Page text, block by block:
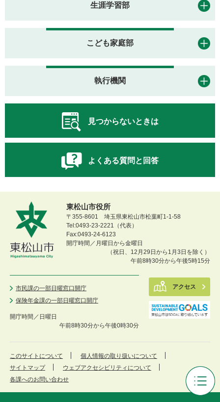
審
生涯学習部
こども家庭部
執行機関
見つからないときは
よくある質問と回答
東松山市役所
〒355-8601 埼玉県東松山市松葉町1-1-58
Tel:0493-23-2221（代表）
Fax:0493-24-6123
開庁時間／月曜日から金曜日
（祝日、12月29日から1月3日を除く）
午前8時30分から午後5時15分
市民課の一部日曜窓口開庁
保険年金課の一部日曜窓口開庁
開庁時間／ 日曜日
午前8時30分から午後0時30分
アクセス
このサイトについて
個人情報の取り扱いについて
サイトマップ
ウェブアクセシビリティについて
各課へのお問い合わせ